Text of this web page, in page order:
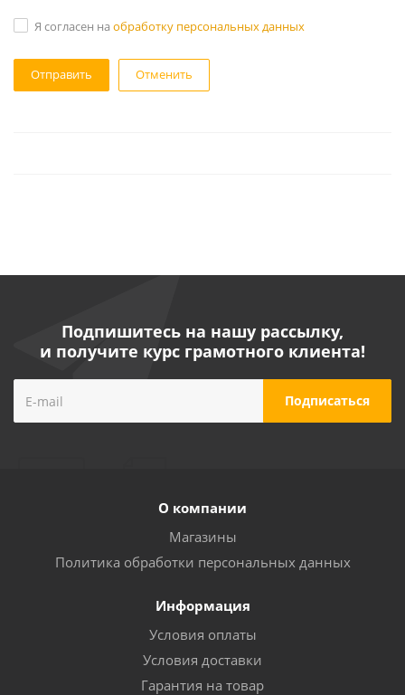
Я согласен на обработку персональных данных
Отменить
Подпишитесь на нашу рассылку,
и получите курс грамотного клиента!
О компании
Магазины
Политика обработки персональных данных
Информация
Условия оплаты
Условия доставки
Гарантия на товар